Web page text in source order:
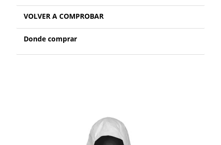
VOLVER A COMPROBAR
Donde comprar